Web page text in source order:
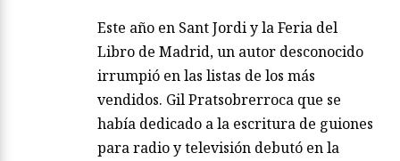
Este año en Sant Jordi y la Feria del
Libro de Madrid, un autor desconocido
irrumpió en las listas de los más
vendidos. Gil Pratsobrerroca que se
había dedicado a la escritura de guiones
para radio y televisión debutó en la